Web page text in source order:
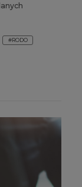
#RODO